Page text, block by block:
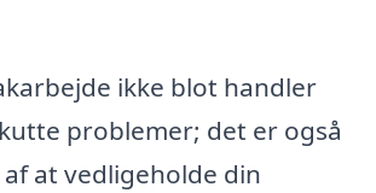
ikke blot handler
problemer; det er også
at vedligeholde din